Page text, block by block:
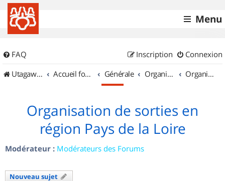
Menu
FAQ Connexion
Inscription
UtagawaVTT (Randos VTT et VTTAE avec traces GPS)
Accueil forum Générale Organisation de sorties & Recherche de partenaires Organisation de sorties en région Pays de la Loire
Organisation de sorties en
région Pays de la Loire
Modérateur : Modérateurs des Forums
Nouveau sujet